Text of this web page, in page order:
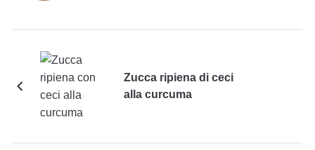
Zucca ripiena di ceci
alla curcuma